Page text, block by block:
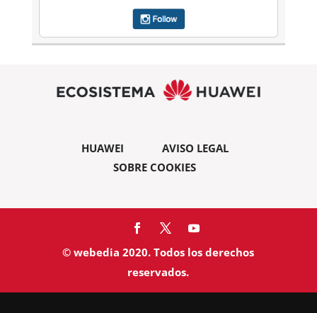
HUAWEI
AVISO LEGAL
SOBRE COOKIES
© webedia 2020. Todos los derechos
reservados.